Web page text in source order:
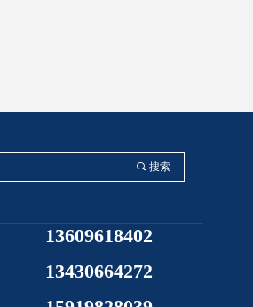
13609618402
13430664272
끠 搜索